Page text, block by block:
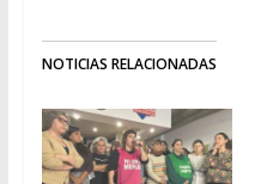
NOTICIAS RELACIONADAS